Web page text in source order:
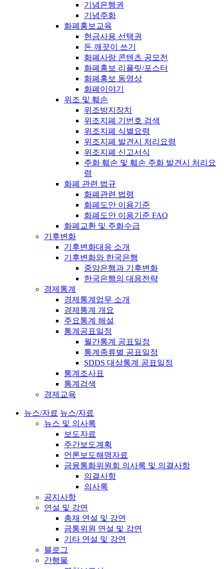
기념은행권
기념주화
화폐홍보교육
현금사용 선택권
돈 깨끗이 쓰기
화폐사랑 콘텐츠 공모전
화폐홍보 리플릿/포스터
화폐홍보 동영상
화폐이야기
위조 및 훼손
위조방지장치
위조지폐 기번호 검색
위조지폐 식별요령
위조지폐 발견시 처리요령
위조지폐 신고서식
주화 훼손 및 훼손 주화 발견시 처리요
령
화폐 관련 법규
화폐관련 법령
화폐도안 이용기준
화폐도안 이용기준 FAQ
화폐교환 및 주화수급
기후변화
기후변화대응 소개
기후변화와 한국은행
중앙은행과 기후변화
한국은행의 대응전략
경제통계
경제통계업무 소개
경제통계 개요
주요통계 해설
통계공표일정
월간통계 공표일정
통계종류별 공표일정
SDDS 대상통계 공표일정
통계조사표
통계검색
경제교육
뉴스/자료 뉴스/자료
뉴스 및 의사록
보도자료
주간보도계획
언론보도해명자료
금융통화위원회 의사록 및 의결사항
의결사항
의사록
공지사항
연설 및 강연
총재 연설 및 강연
금통위원 연설 및 강연
기타 연설 및 강연
블로그
간행물